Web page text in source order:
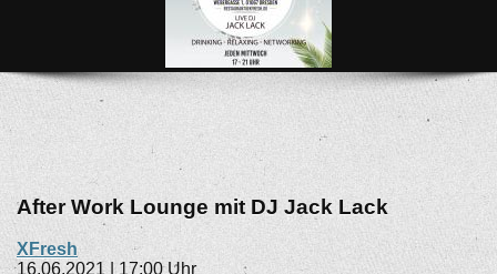
After Work Lounge mit DJ Jack Lack
XFresh
16.06.2021 | 17:00 Uhr